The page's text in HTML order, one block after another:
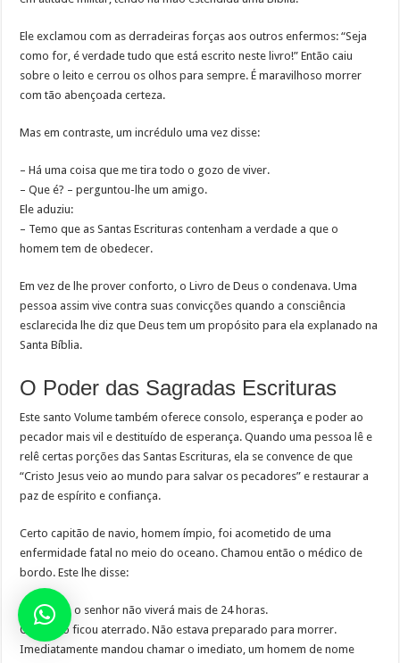
Ele exclamou com as derradeiras forças aos outros enfermos: “Seja
como for, é verdade tudo que está escrito neste livro!” Então caiu
sobre o leito e cerrou os olhos para sempre. É maravilhoso morrer
com tão abençoada certeza.
Mas em contraste, um incrédulo uma vez disse:
– Há uma coisa que me tira todo o gozo de viver.
– Que é? – perguntou-lhe um amigo.
Ele aduziu:
– Temo que as Santas Escrituras contenham a verdade a que o
homem tem de obedecer.
Em vez de lhe prover conforto, o Livro de Deus o condenava. Uma
pessoa assim vive contra suas convicções quando a consciência
esclarecida lhe diz que Deus tem um propósito para ela explanado na
Santa Bíblia.
O Poder das Sagradas Escrituras
Este santo Volume também oferece consolo, esperança e poder ao
pecador mais vil e destituído de esperança. Quando uma pessoa lê e
relê certas porções das Santas Escrituras, ela se convence de que
“Cristo Jesus veio ao mundo para salvar os pecadores” e restaurar a
paz de espírito e confiança.
Certo capitão de navio, homem ímpio, foi acometido de uma
enfermidade fatal no meio do oceano. Chamou então o médico de
bordo. Este lhe disse:
– Capitão, o senhor não viverá mais de 24 horas.
O capitão ficou aterrado. Não estava preparado para morrer.
Imediatamente mandou chamar o imediato, um homem de nome